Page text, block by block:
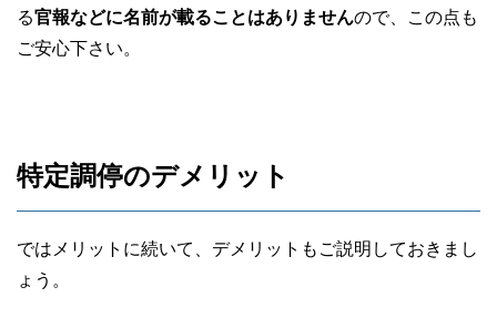
る官報などに名前が載ることはありませんので、この点も
ご安心下さい。
特定調停のデメリット
ではメリットに続いて、デメリットもご説明しておきまし
ょう。